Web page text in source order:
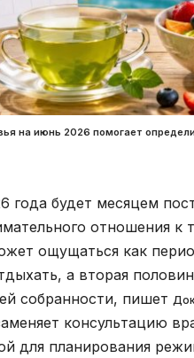
на июнь 2026 помогает
года будет месяцем
отношения к
ощущаться как
а вторая
собранности, пишет
консультацию
для планирования